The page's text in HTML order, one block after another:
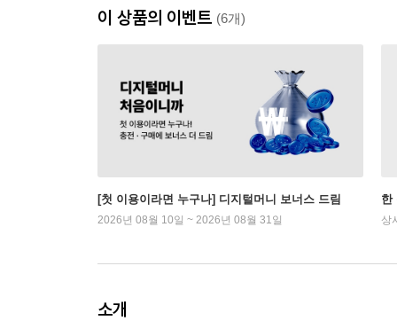
이 상품의 이벤트 (6개)
[첫 이용이라면 누구나] 디지털머니 보너스 드림
2026년 08월 10일 ~ 2026년 08월 31일
한
상
소개